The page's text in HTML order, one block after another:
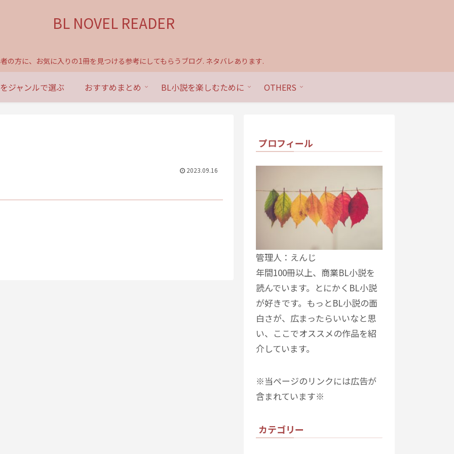
BL NOVEL READER
の方に、お気に入りの1冊を見つける参考にしてもらうブログ. ネタバレあります.
ジャンルで選ぶ おすすめまとめ BL小説を楽しむために OTHERS
2023.09.16
プロフィール
管理人：えんじ
年間100冊以上、商業BL小説を
読んでいます。とにかくBL小説
が好きです。もっとBL小説の面
白さが、広まったらいいなと思
い、ここでオススメの作品を紹
介しています。
※当ページのリンクには広告が
含まれています※
カテゴリー